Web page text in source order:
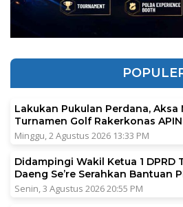
Lakukan Pukulan Perdana, Aksa
Turnamen Golf Rakerkonas
Minggu, 2 Agustus 2026 13:33 PM
Didampingi Wakil Ketua 1 DPRD
Daeng Se’re Serahkan Bantuan
Senin, 3 Agustus 2026 20:55 PM